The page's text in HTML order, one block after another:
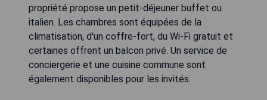
propriété propose un petit-déjeuner buffet ou
italien. Les chambres sont équipées de la
climatisation, d'un coffre-fort, du Wi-Fi gratuit et
certaines offrent un balcon privé. Un service de
conciergerie et une cuisine commune sont
également disponibles pour les invités.